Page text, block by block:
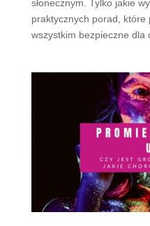
słonecznym. Tylko jakie
praktycznych porad,
wszystkim bezpieczne dla